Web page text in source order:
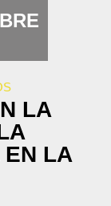
LA
EN LA